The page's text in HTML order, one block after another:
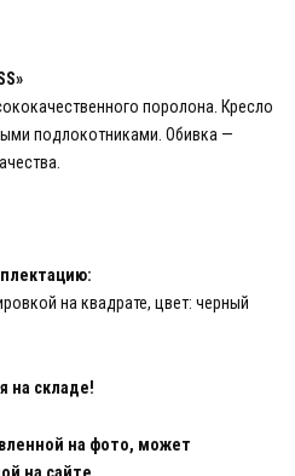
поролона. Кресло
подлокотниками. Обивка —
на квадрате, цвет: черный
на складе!
на фото, может
на сайте.